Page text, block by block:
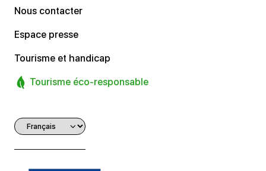
Nous contacter
Espace presse
Tourisme et handicap
Tourisme éco-responsable